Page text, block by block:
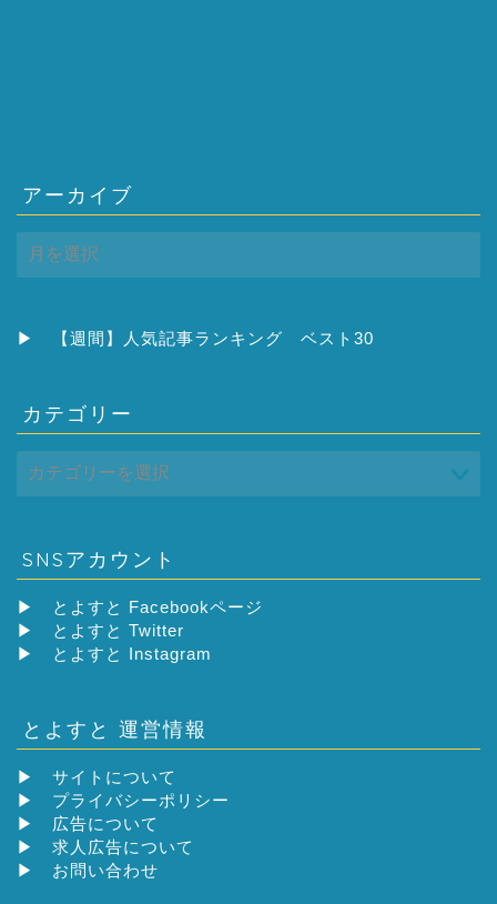
アーカイブ
ア
ー
ブ
▶ 【週間】人気記事ランキング ベスト30
カテゴリー
SNSアカウント
▶
とよすと Facebookページ
▶
とよすと Twitter
▶
とよすと Instagram
とよすと 運営情報
▶ サイトについて
▶ プライバシーポリシー
▶ 広告について
▶ 求人広告について
▶ お問い合わせ